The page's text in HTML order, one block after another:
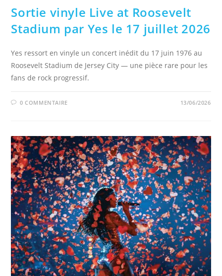
Sortie vinyle Live at Roosevelt
Stadium par Yes le 17 juillet 2026
Yes ressort en vinyle un concert inédit du 17 juin 1976 au
Roosevelt Stadium de Jersey City — une pièce rare pour les
fans de rock progressif.
0 COMMENTAIRE 13/06/2026